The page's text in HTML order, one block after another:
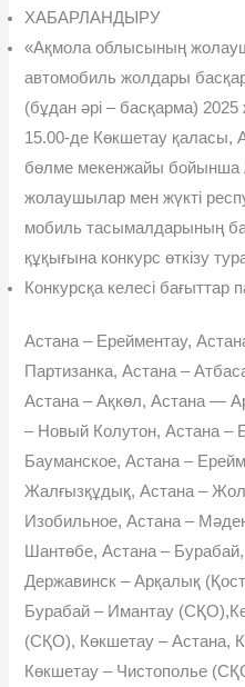
ХАБАРЛАНДЫРУ
«Ақмола облысының
автомобиль жолдары
(бұдан əрі – басқар­ма)
15.00-де Көкшетау қаласы,
бөлме мекенжайы бойынша
жолаушылар мен жүкті
мобиль тасымалдарының
құқығына конкурс өткізу
Конкурсқа келесі
Астана – Ерейментау,
Парти­занка, Астана –
Астана – Ақкөл, Астана —
– Новый Колутон, Астана –
Бауманское, Астана –
Жалғызқұдық, Астана –
Изобильное, Астана –
Шантөбе, Астана –
Державинск – Арқалық
Бурабай – Имантау
(СҚО), Көкшетау – Астана,
Көкшетау – Чистополье